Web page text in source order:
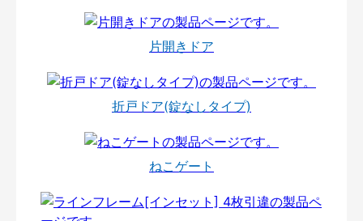
片開きドア
折戸ドア(錠なしタイプ)
ねこゲート